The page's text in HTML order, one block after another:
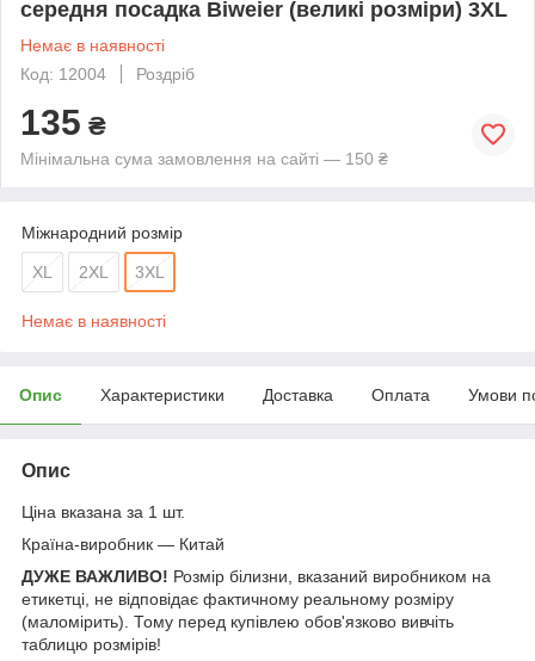
середня посадка Biweier (великі розміри) 3XL
Немає в наявності
Код: 12004
Роздріб
135 ₴
Мінімальна сума замовлення на сайті — 150 ₴
Міжнародний розмір
XL 2XL 3XL
Немає в наявності
Опис Характеристики Доставка Оплата Умови
Опис
Ціна вказана за 1 шт.
Країна-виробник — Китай
ДУЖЕ ВАЖЛИВО! Розмір білизни, вказаний виробником на
етикетці, не відповідає фактичному реальному розміру
(маломірить). Тому перед купівлею обов'язково вивчіть
таблицю розмірів!